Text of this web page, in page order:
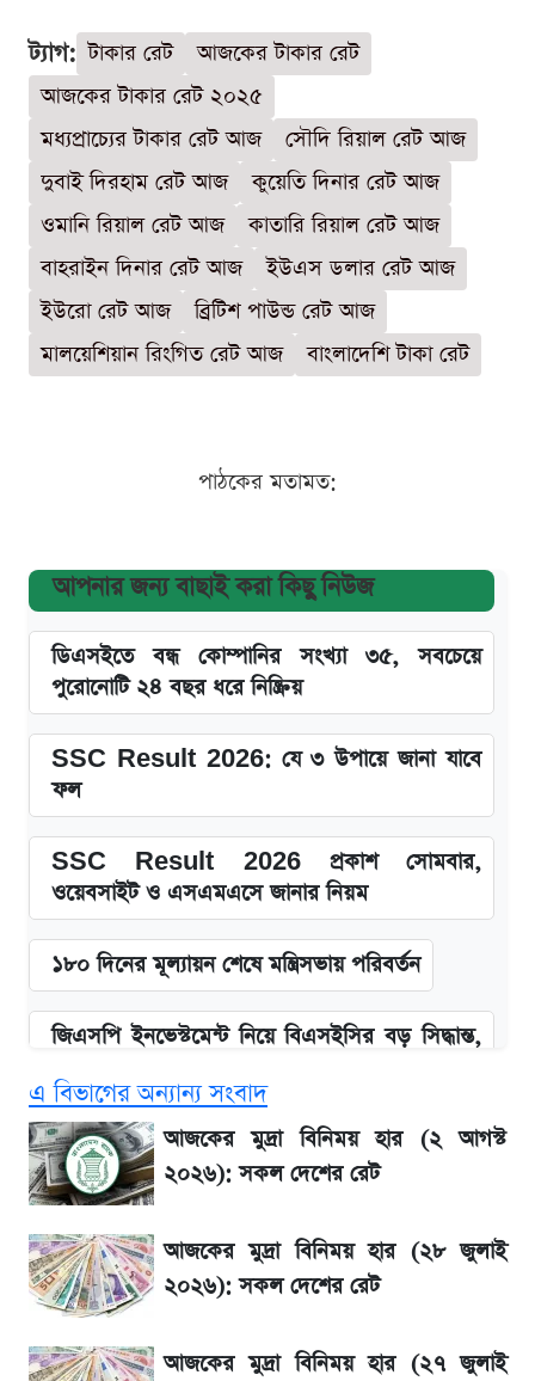
ট্যাগ: টাকার রেট
আজকের টাকার রেট
আজকের টাকার রেট ২০২৫
মধ্যপ্রাচ্যের টাকার রেট আজ
সৌদি রিয়াল রেট আজ
দুবাই দিরহাম রেট আজ
কুয়েতি দিনার রেট আজ
ওমানি রিয়াল রেট আজ
কাতারি রিয়াল রেট আজ
বাহরাইন দিনার রেট আজ
ইউএস ডলার রেট আজ
ইউরো রেট আজ
ব্রিটিশ পাউন্ড রেট আজ
মালয়েশিয়ান রিংগিত রেট আজ
বাংলাদেশি টাকা রেট
পাঠকের মতামত:
আপনার জন্য বাছাই করা কিছু নিউজ
ডিএসইতে বন্ধ কোম্পানির সংখ্যা ৩৫, সবচেয়ে
পুরোনোটি ২৪ বছর ধরে নিষ্ক্রিয়
SSC Result 2026: যে ৩ উপায়ে জানা যাবে
ফল
SSC Result 2026 প্রকাশ সোমবার,
ওয়েবসাইট ও এসএমএসে জানার নিয়ম
১৮০ দিনের মূল্যায়ন শেষে মন্ত্রিসভায় পরিবর্তন
জিএসপি ইনভেস্টমেন্ট নিয়ে বিএসইসির বড় সিদ্ধান্ত,
উত্থান-পতনের দোলাচলে শেয়ারবাজার, লেনদেনের
শীর্ষে যে ১০ কোম্পানি
আগে দেখে নিন, আজকের সোনার নতুন দাম
SSC Result প্রকাশ ১০টায়, নতুন এসএমএস
নম্বরসহ জানুন যেভাবে
এ বিভাগের অন্যান্য সংবাদ
আজকের মুদ্রা বিনিময় হার (২ আগস্ট
২০২৬): সকল দেশের রেট
আজকের মুদ্রা বিনিময় হার (২৮ জুলাই
২০২৬): সকল দেশের রেট
আজকের মুদ্রা বিনিময় হার (২৭ জুলাই